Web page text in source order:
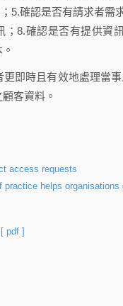
5.確認是否有請求者
8.確認是否有提供資
時且有效地處理當事
客資料。
access requests
helps
[ pdf ]